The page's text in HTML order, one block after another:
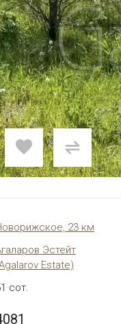
23 км
Эстейт
Estate)
сот.